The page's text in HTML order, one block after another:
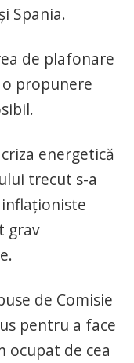
Spania.
de plafonare
propunere
energetică
trecut s-a
grav
de Comisie
pentru a face
ocupat de cea